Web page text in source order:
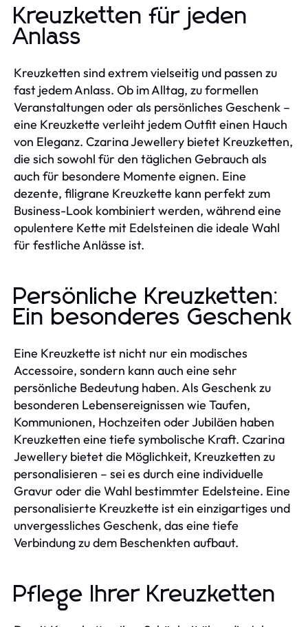
Kreuzketten für jeden
Anlass
Kreuzketten sind extrem vielseitig und passen zu
fast jedem Anlass. Ob im Alltag, zu formellen
Veranstaltungen oder als persönliches Geschenk –
eine Kreuzkette verleiht jedem Outfit einen Hauch
von Eleganz. Czarina Jewellery bietet Kreuzketten,
die sich sowohl für den täglichen Gebrauch als
auch für besondere Momente eignen. Eine
dezente, filigrane Kreuzkette kann perfekt zum
Business-Look kombiniert werden, während eine
opulentere Kette mit Edelsteinen die ideale Wahl
für festliche Anlässe ist.
Persönliche Kreuzketten:
Ein besonderes Geschenk
Eine Kreuzkette ist nicht nur ein modisches
Accessoire, sondern kann auch eine sehr
persönliche Bedeutung haben. Als Geschenk zu
besonderen Lebensereignissen wie Taufen,
Kommunionen, Hochzeiten oder Jubiläen haben
Kreuzketten eine tiefe symbolische Kraft. Czarina
Jewellery bietet die Möglichkeit, Kreuzketten zu
personalisieren – sei es durch eine individuelle
Gravur oder die Wahl bestimmter Edelsteine. Eine
personalisierte Kreuzkette ist ein einzigartiges und
unvergessliches Geschenk, das eine tiefe
Verbindung zu dem Beschenkten aufbaut.
Pflege Ihrer Kreuzketten